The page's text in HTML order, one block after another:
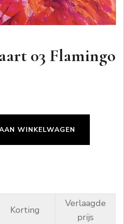
03 Flamingo
WINKELWAGEN
Korting
Verlaagde
prijs